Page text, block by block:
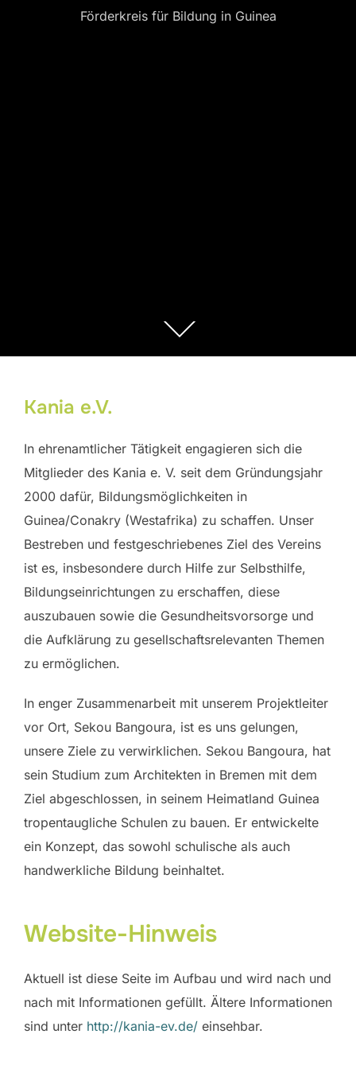
Förderkreis für Bildung in Guinea
Zum
Inhalt
Kania e.V.
In ehrenamtlicher Tätigkeit engagieren sich die
Mitglieder des Kania e. V. seit dem Gründungsjahr
2000 dafür, Bildungsmöglichkeiten in
Guinea/Conakry (Westafrika) zu schaffen. Unser
Bestreben und festgeschriebenes Ziel des Vereins
ist es, insbesondere durch Hilfe zur Selbsthilfe,
Bildungseinrichtungen zu erschaffen, diese
auszubauen sowie die Gesundheitsvorsorge und
die Aufklärung zu gesellschaftsrelevanten Themen
zu ermöglichen.
In enger Zusammenarbeit mit unserem Projektleiter
vor Ort, Sekou Bangoura, ist es uns gelungen,
unsere Ziele zu verwirklichen. Sekou Bangoura, hat
sein Studium zum Architekten in Bremen mit dem
Ziel abgeschlossen, in seinem Heimatland Guinea
tropentaugliche Schulen zu bauen. Er entwickelte
ein Konzept, das sowohl schulische als auch
handwerkliche Bildung beinhaltet.
Website-Hinweis
Aktuell ist diese Seite im Aufbau und wird nach und
nach mit Informationen gefüllt. Ältere Informationen
sind unter http://kania-ev.de/ einsehbar.